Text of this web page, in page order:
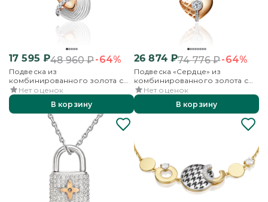
17 595 ₽48 960₽-64%
Подвеска из
комбинированного золота с
фианитами
Нет оценок
В корзину
26 874₽74 776₽-64%
Подвеска «Сердце» из
комбинированного золота с
фианитами
Нет оценок
В корзину